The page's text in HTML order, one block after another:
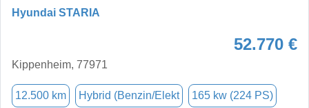
Hyundai STARIA
52.770 €
Kippenheim, 77971
12.500 km Hybrid (Benzin/Elekt 165 kw (224 PS)